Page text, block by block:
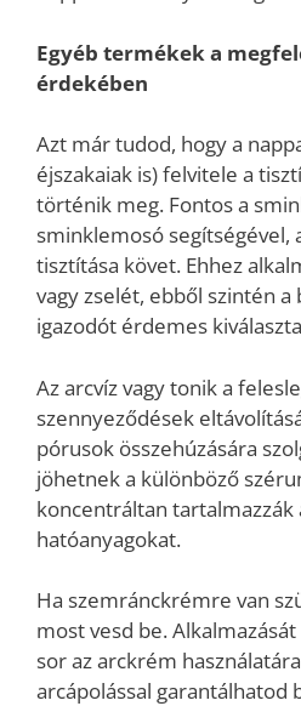
Egyéb termékek a
érdekében
Azt már tudod, hogy a
éjszakaiak is) felvitele a
történik meg. Fontos a
sminklemosó segítségével,
tisztítása követ. Ehhez
vagy zselét, ebből szintén
igazodót érdemes
Az arcvíz vagy tonik a
szennyeződések
pórusok összehúzására
jöhetnek a különböző
koncentráltan tartalmazzák
hatóanyagokat.
Ha szemránckrémre van
most vesd be.
sor az arckrém
arcápolással garantálhatod